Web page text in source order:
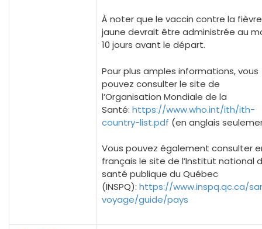
À noter que le vaccin contre la fièvre
jaune devrait être administrée au
10 jours avant le départ.
Pour plus amples informations, vous
pouvez consulter le site de
l’Organisation Mondiale de la
Santé: https://www.who.int/ith/ith-
country-list.pdf (en anglais
Vous pouvez également consulter
français le site de l’Institut national
santé publique du Québec
(INSPQ): https://www.inspq.qc.ca/
voyage/guide/pays